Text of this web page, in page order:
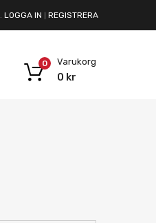
LOGGA IN REGISTRERA
Varukorg
0 kr
0